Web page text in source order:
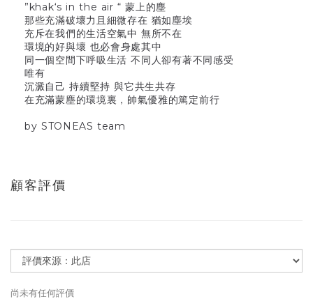
”khak‘s in the air “ 蒙上的塵
那些充滿破壞力且細微存在 猶如塵埃
充斥在我們的生活空氣中 無所不在
環境的好與壞 也必會身處其中
同一個空間下呼吸生活 不同人卻有著不同感受
唯有
沉澱自己 持續堅持 與它共生共存
在充滿蒙塵的環境裏，帥氣優雅的篤定前行
by STONEAS team
顧客評價
尚未有任何評價